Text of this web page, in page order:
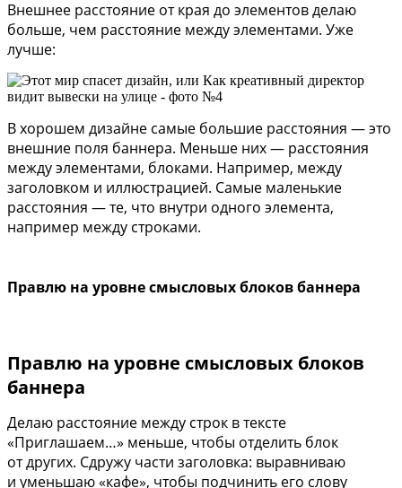
Внешнее расстояние от края до элементов делаю
больше, чем расстояние между элементами. Уже
лучше:
В хорошем дизайне самые большие расстояния — это
внешние поля баннера. Меньше них — расстояния
между элементами, блоками. Например, между
заголовком и иллюстрацией. Самые маленькие
расстояния — те, что внутри одного элемента,
например между строками.
Правлю на уровне смысловых блоков баннера
Правлю на уровне смысловых блоков
баннера
Делаю расстояние между строк в тексте
«Приглашаем…» меньше, чтобы отделить блок
от других. Сдружу части заголовка: выравниваю
и уменьшаю «кафе», чтобы подчинить его слову